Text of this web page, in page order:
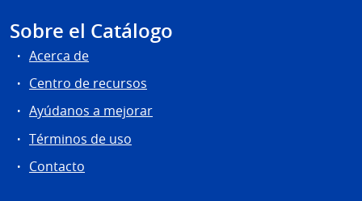
Sobre el Catálogo
Acerca de
Centro de recursos
Ayúdanos a mejorar
Términos de uso
Contacto